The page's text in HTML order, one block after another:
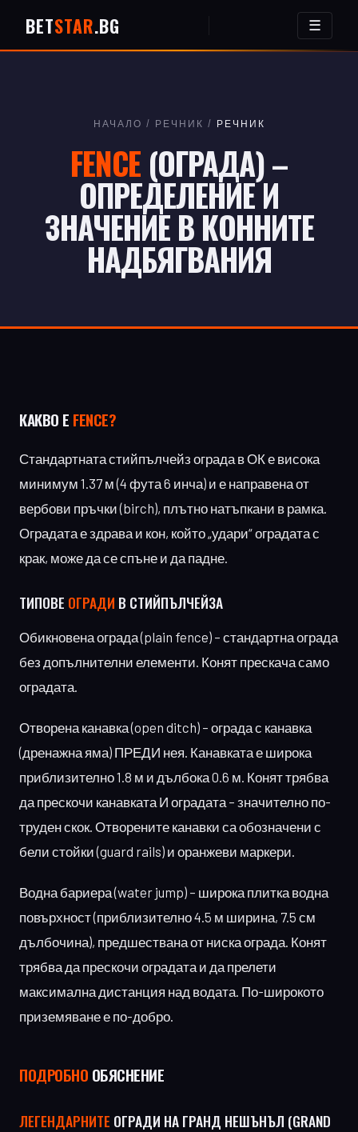
BETSTAR.BG ☰
НАЧАЛО / РЕЧНИК / РЕЧНИК
FENCE (ОГРАДА) –
ОПРЕДЕЛЕНИЕ И
ЗНАЧЕНИЕ В КОННИТЕ
НАДБЯГВАНИЯ
КАКВО Е FENCE?
Стандартната стийпълчейз ограда в ОК е висока
минимум 1.37 м (4 фута 6 инча) и е направена от
вербови пръчки (birch), плътно натъпкани в рамка.
Оградата е здрава и кон, който „удари“ оградата с
крак, може да се спъне и да падне.
ТИПОВЕ ОГРАДИ В СТИЙПЪЛЧЕЙЗА
Обикновена ограда (plain fence) – стандартна ограда
без допълнителни елементи. Конят прескача само
оградата.
Отворена канавка (open ditch) – ограда с канавка
(дренажна яма) ПРЕДИ нея. Канавката е широка
приблизително 1.8 м и дълбока 0.6 м. Конят трябва
да прескочи канавката И оградата – значително по-
труден скок. Отворените канавки са обозначени с
бели стойки (guard rails) и оранжеви маркери.
Водна бариера (water jump) – широка плитка водна
повърхност (приблизително 4.5 м ширина, 7.5 см
дълбочина), предшествана от ниска ограда. Конят
трябва да прескочи оградата и да прелети
максимална дистанция над водата. По-широкото
приземяване е по-добро.
ПОДРОБНО ОБЯСНЕНИЕ
ЛЕГЕНДАРНИТЕ ОГРАДИ НА ГРАНД НЕШЪНЪЛ (GRAND